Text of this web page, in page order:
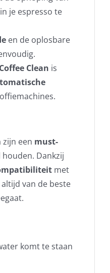
je espresso te
en de oplosbare
Clean is
zijn een must-
Dankzij
met
van de beste
komt te staan